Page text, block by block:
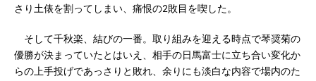
さり土俵を割ってしまい、痛恨の2敗目を喫した。
そして千秋楽、結びの一番。取り組みを迎える時点で琴奨菊の
優勝が決まっていたとはいえ、相手の日馬富士に立ち合い変化か
らの上手投げであっさりと敗れ、余りにも淡白な内容で場内のた